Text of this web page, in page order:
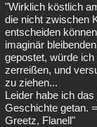
"Wirklich köstlich
die nicht zwischen
entscheiden
imaginär
gepostet, würde
zerreißen, und
zu ziehen...
Leider habe ich
Geschichte getan.
Greetz, Flanell"